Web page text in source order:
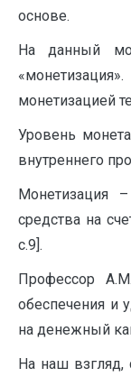
основе.
На данный
монетизацией
Уровень
внутреннего
Монетизация
средства на
с.9].
Профессор
обеспечения и
на денежный
На наш взгляд,